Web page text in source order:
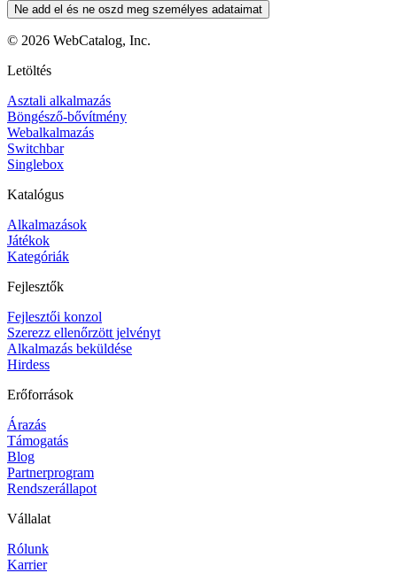
Ne add el és ne oszd meg személyes adataimat
© 2026 WebCatalog, Inc.
Letöltés
Asztali alkalmazás
Böngésző-bővítmény
Webalkalmazás
Switchbar
Singlebox
Katalógus
Alkalmazások
Játékok
Kategóriák
Fejlesztők
Fejlesztői konzol
Szerezz ellenőrzött jelvényt
Alkalmazás beküldése
Hirdess
Erőforrások
Árazás
Támogatás
Blog
Partnerprogram
Rendszerállapot
Vállalat
Rólunk
Karrier